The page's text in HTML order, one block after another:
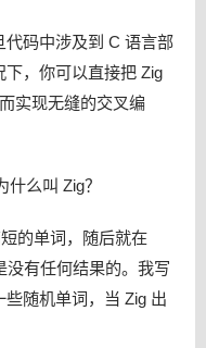
码中涉及到 C 语言部
，你可以直接把 Zig
实现无缝的交叉编
么叫 Zig？
的单词，随后就在
没有任何结果的。我写
随机单词，当 Zig 出